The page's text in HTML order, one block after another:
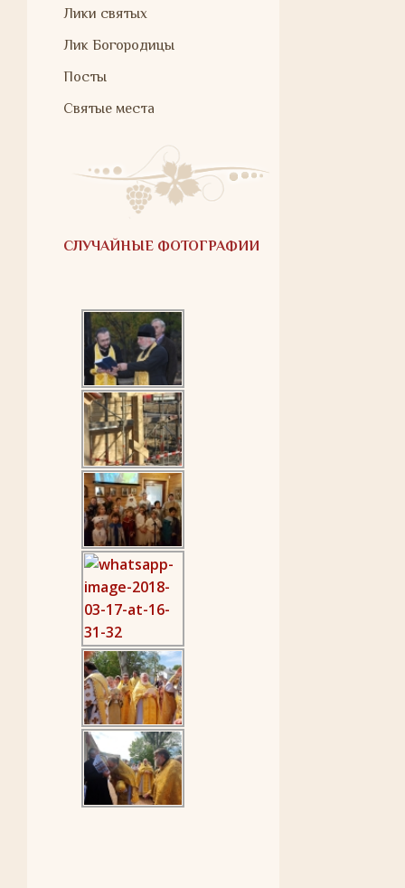
Лики святых
Лик Богородицы
Посты
Святые места
СЛУЧАЙНЫЕ ФОТОГРАФИИ